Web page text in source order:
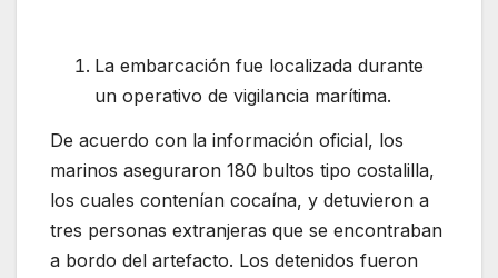
La embarcación fue localizada durante
un operativo de vigilancia marítima.
De acuerdo con la información oficial, los
marinos aseguraron 180 bultos tipo costalilla,
los cuales contenían cocaína, y detuvieron a
tres personas extranjeras que se encontraban
a bordo del artefacto. Los detenidos fueron